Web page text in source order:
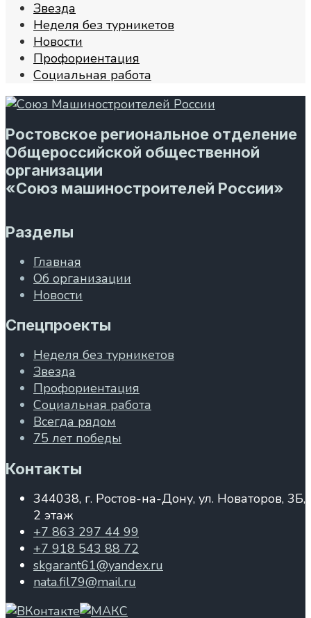
Звезда
Неделя без турникетов
Новости
Профориентация
Социальная работа
Ростовское региональное отделение
Общероссийской общественной
организации
«Союз машиностроителей России»
Разделы
Главная
Об организации
Новости
Спецпроекты
Неделя без турникетов
Звезда
Профориентация
Социальная работа
Всегда рядом
75 лет победы
Контакты
344038, г. Ростов-на-Дону, ул. Новаторов, 3Б,
2 этаж
+7 863 297 44 99
+7 918 543 88 72
skgarant61@yandex.ru
nata.fil79@mail.ru